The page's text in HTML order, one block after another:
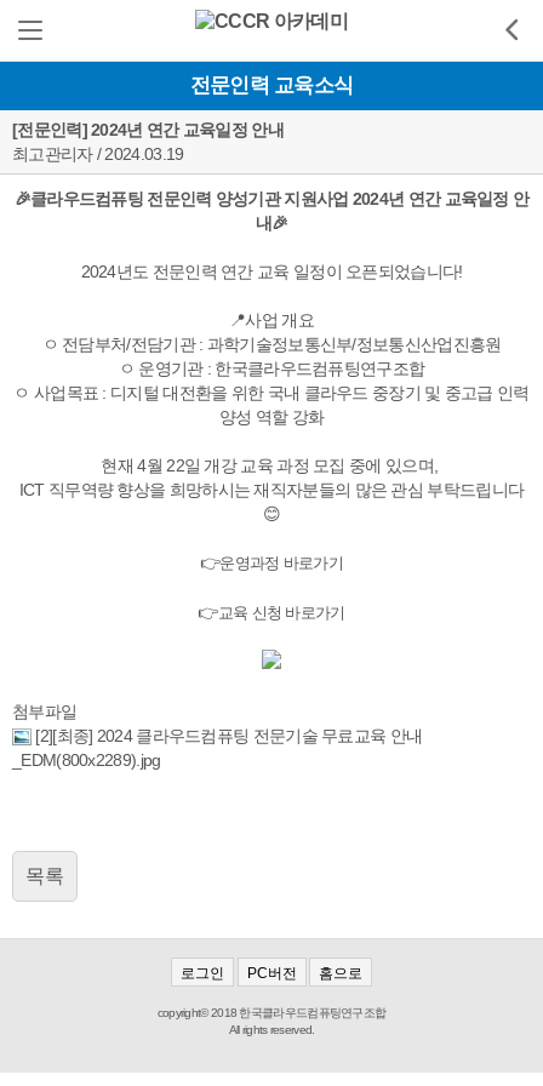
전문인력 교육소식
[전문인력] 2024년 연간 교육일정 안내
최고관리자 / 2024.03.19
🎉클라우드컴퓨팅 전문인력 양성기관 지원사업 2024년 연간 교육일정 안
내🎉
2024년도 전문인력 연간 교육 일정이 오픈되었습니다!
📍사업 개요
ㅇ 전담부처/전담기관 : 과학기술정보통신부/정보통신산업진흥원
ㅇ 운영기관 : 한국클라우드컴퓨팅연구조합
ㅇ 사업목표 : 디지털 대전환을 위한 국내 클라우드 중장기 및 중고급 인력
양성 역할 강화
현재 4월 22일 개강 교육 과정 모집 중에 있으며,
ICT 직무역량 향상을 희망하시는 재직자분들의 많은 관심 부탁드립니다
😊
👉운영과정 바로가기
👉교육 신청 바로가기
첨부파일
[2][최종] 2024 클라우드컴퓨팅 전문기술 무료교육 안내
_EDM(800x2289).jpg
목록
로그인 PC버전 홈으로
copyright© 2018 한국클라우드컴퓨팅연구조합
All rights reserved.